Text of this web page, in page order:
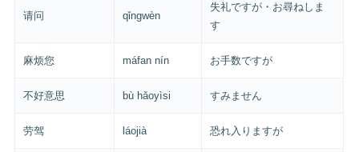
请问 qǐngwèn
失礼ですが・お尋ねしま
す
麻烦您 máfan nín お手数ですが
不好意思 bù hǎoyìsi すみません
劳驾 láojià 恐れ入りますが